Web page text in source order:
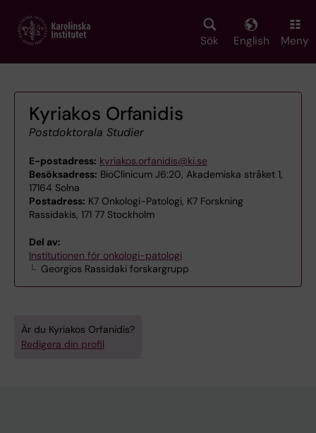
main
Sök English Meny
Kyriakos Orfanidis
Postdoktorala Studier
E-postadress: kyriakos.orfanidis@ki.se
Besöksadress: BioClinicum J6:20, Akademiska stråket 1,
17164 Solna
Postadress: K7 Onkologi-Patologi, K7 Forskning
Rassidakis, 171 77 Stockholm
Del av:
Institutionen för onkologi-patologi
Georgios Rassidaki forskargrupp
Är du Kyriakos Orfanidis?
Redigera din profil